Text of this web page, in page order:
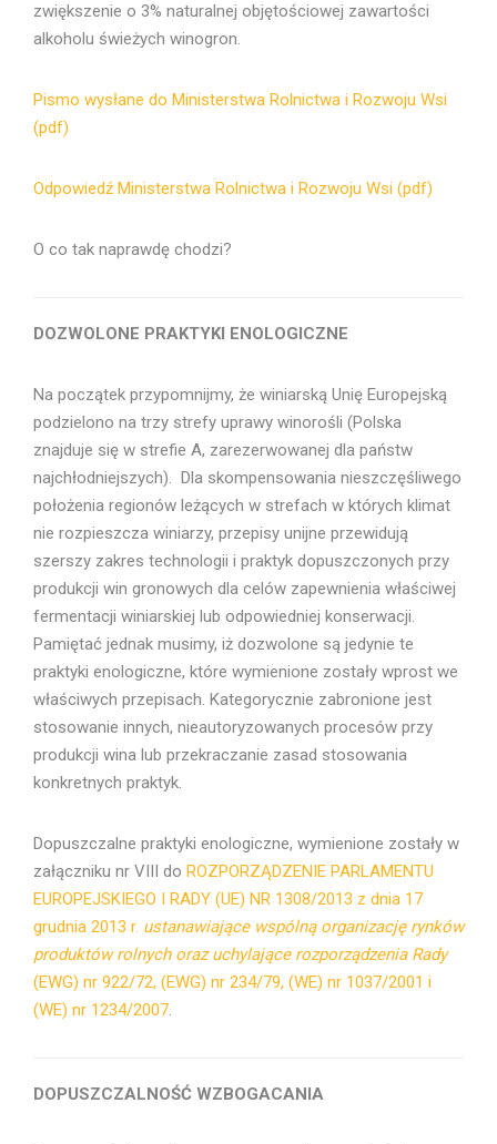
zwiększenie o 3% naturalnej objętościowej zawartości
alkoholu świeżych winogron.
Pismo wysłane do Ministerstwa Rolnictwa i Rozwoju Wsi
(pdf)
Odpowiedź Ministerstwa Rolnictwa i Rozwoju Wsi (pdf)
O co tak naprawdę chodzi?
DOZWOLONE PRAKTYKI ENOLOGICZNE
Na początek przypomnijmy, że winiarską Unię Europejską
podzielono na trzy strefy uprawy winorośli (Polska
znajduje się w strefie A, zarezerwowanej dla państw
najchłodniejszych). Dla skompensowania nieszczęśliwego
położenia regionów leżących w strefach w których klimat
nie rozpieszcza winiarzy, przepisy unijne przewidują
szerszy zakres technologii i praktyk dopuszczonych przy
produkcji win gronowych dla celów zapewnienia właściwej
fermentacji winiarskiej lub odpowiedniej konserwacji.
Pamiętać jednak musimy, iż dozwolone są jedynie te
praktyki enologiczne, które wymienione zostały wprost we
właściwych przepisach. Kategorycznie zabronione jest
stosowanie innych, nieautoryzowanych procesów przy
produkcji wina lub przekraczanie zasad stosowania
konkretnych praktyk.
Dopuszczalne praktyki enologiczne, wymienione zostały w
załączniku nr VIII do ROZPORZĄDZENIE PARLAMENTU
EUROPEJSKIEGO I RADY (UE) NR 1308/2013 z dnia 17
grudnia 2013 r. ustanawiające wspólną organizację rynków
produktów rolnych oraz uchylające rozporządzenia Rady
(EWG) nr 922/72, (EWG) nr 234/79, (WE) nr 1037/2001 i
(WE) nr 1234/2007.
DOPUSZCZALNOŚĆ WZBOGACANIA